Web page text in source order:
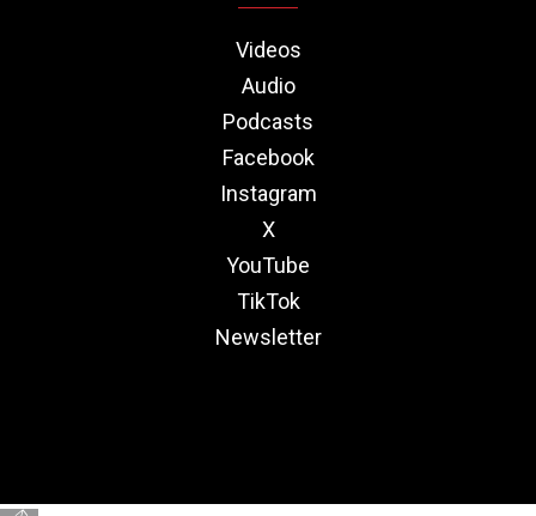
Videos
Audio
Podcasts
Facebook
Instagram
X
YouTube
TikTok
Newsletter